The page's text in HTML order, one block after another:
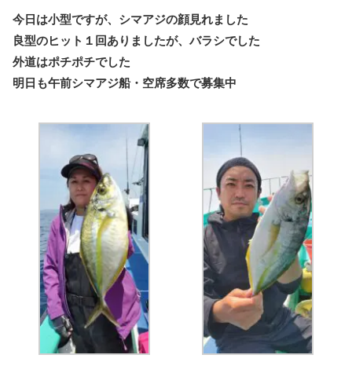
今日は小型ですが、シマアジの顔見れました
良型のヒット１回ありましたが、バラシでした
外道はポチポチでした
明日も午前シマアジ船・空席多数で募集中